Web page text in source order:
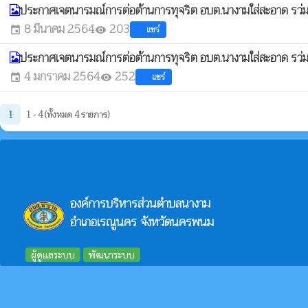
ประกาศเจตนารมณ์การต่อต้านการทุจริต อบต.นางามใส่สะอาด
event 8 มีนาคม 2564visibility 203 แชร์
ประกาศเจตนารมณ์การต่อต้านการทุจริต อบต.นางามใส่สะอาด
event 4 มกราคม 2564visibility 252 แชร์
1 1 - 4 (ทั้งหมด 4 รายการ)
องค์การบริหารส่วนตำบลนางาม
อำเภอเรณูนคร จังหวัดนครพนม
ผู้ดูแลระบบ พัฒนาระบบ